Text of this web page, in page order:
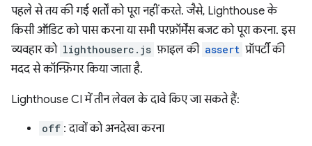
पहले से तय की गई शर्तों को पूरा नहीं करते. जैसे, Lighthouse के
किसी ऑडिट को पास करना या सभी परफ़ॉर्मेंस बजट को पूरा करना. इस
व्यवहार को lighthouserc.js फ़ाइल की assert प्रॉपर्टी की
मदद से कॉन्फ़िगर किया जाता है.
Lighthouse CI में तीन लेवल के दावे किए जा सकते हैं:
off : दावों को अनदेखा करना